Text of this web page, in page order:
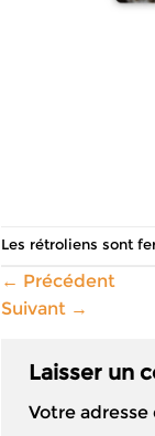
Les rétroliens sont
← Précédent
Suivant →
Laisser un
Votre adresse